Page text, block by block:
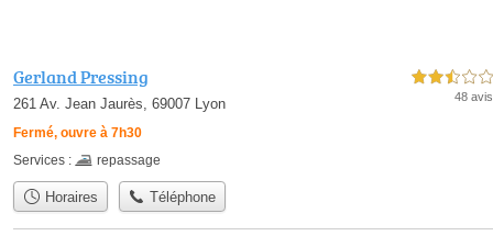
Gerland Pressing
261 Av. Jean Jaurès, 69007 Lyon
Fermé, ouvre à 7h30
2,5 étoiles sur 5
48 avis
Services : repassage
Horaires Téléphone